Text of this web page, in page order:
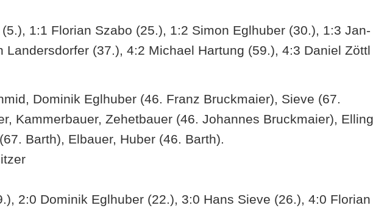
1:1 Florian Szabo (25.), 1:2 Simon Eglhuber (30.), 1:3 Jan-
Landersdorfer (37.), 4:2 Michael Hartung (59.), 4:3 Daniel Zöttl
Dominik Eglhuber (46. Franz Bruckmaier), Sieve (67.
Kammerbauer, Zehetbauer (46. Johannes Bruckmaier),
Barth), Elbauer, Huber (46. Barth).
2:0 Dominik Eglhuber (22.), 3:0 Hans Sieve (26.), 4:0 Florian